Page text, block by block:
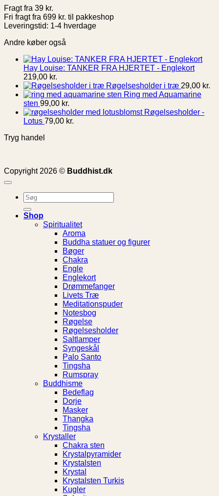
Fragt fra 39 kr.
Fri fragt fra 699 kr. til pakkeshop
Leveringstid: 1-4 hverdage
Andre køber også
Hay Louise: TANKER FRA HJERTET - Englekort
219,00 kr.
Røgelsesholder i træ 29,00 kr.
Ring med Aquamarine
sten 99,00 kr.
Røgelsesholder -
Lotus 79,00 kr.
Tryg handel
Copyright 2026 © Buddhist.dk
Søg
efter:
Shop
Spiritualitet
Aroma
Buddha statuer og figurer
Bøger
Chakra
Engle
Englekort
Drømmefanger
Livets Træ
Meditationspuder
Notesbog
Røgelse
Røgelsesholder
Saltlamper
Syngeskål
Palo Santo
Tingsha
Rumspray
Buddhisme
Bedeflag
Dorje
Masker
Thangka
Tingsha
Krystaller
Chakra sten
Krystalpyramider
Krystalsten
Krystal
Krystalsten Turkis
Kugler